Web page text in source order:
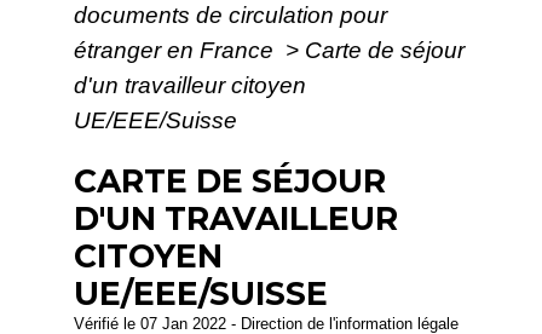
documents de circulation pour
étranger en France > Carte de séjour
d'un travailleur citoyen
UE/EEE/Suisse
CARTE DE SÉJOUR
D'UN TRAVAILLEUR
CITOYEN
UE/EEE/SUISSE
Vérifié le 07 Jan 2022 - Direction de l'information légale